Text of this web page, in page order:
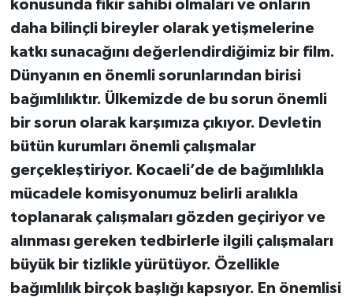
konusunda fikir sahibi olmaları ve onların
daha bilinçli bireyler olarak yetişmelerine
katkı sunacağını değerlendirdiğimiz bir film.
Dünyanın en önemli sorunlarından birisi
bağımlılıktır. Ülkemizde de bu sorun önemli
bir sorun olarak karşımıza çıkıyor. Devletin
bütün kurumları önemli çalışmalar
gerçekleştiriyor. Kocaeli’de de bağımlılıkla
mücadele komisyonumuz belirli aralıkla
toplanarak çalışmaları gözden geçiriyor ve
alınması gereken tedbirlerle ilgili çalışmaları
büyük bir tizlikle yürütüyor. Özellikle
bağımlılık birçok başlığı kapsıyor. En önemlisi